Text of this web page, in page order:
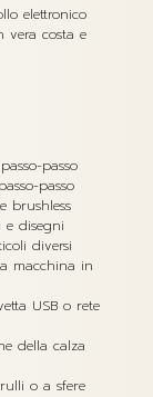
elettronico
vera costa e
passo
passo
brushless
e disegni
diversi
macchina in
USB o rete
della calza
o a sfere